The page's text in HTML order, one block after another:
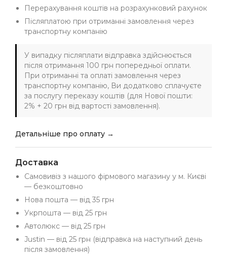
Перерахування коштів на розрахунковий рахунок
Післяплатою при отриманні замовлення через
транспортну компанію
У випадку післяплати відправка здійснюється
після отримання 100 грн попередньої оплати.
При отриманні та оплаті замовлення через
транспортну компанію, Ви додатково сплачуєте
за послугу переказу коштів (для Нової пошти:
2% + 20 грн від вартості замовлення).
Детальніше про оплату →
Доставка
Самовивіз з нашого фірмового магазину у м. Києві
— безкоштовно
Нова пошта — від 35 грн
Укрпошта — від 25 грн
Автолюкс — від 25 грн
Justin — від 25 грн (відправка на наступний день
після замовлення)